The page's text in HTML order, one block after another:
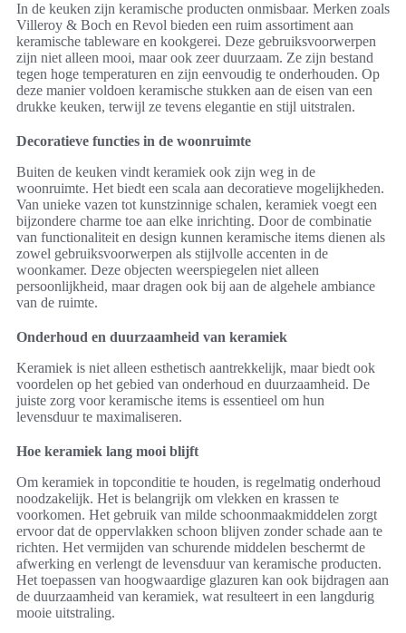
In de keuken zijn keramische producten onmisbaar. Merken zoals
Villeroy & Boch en Revol bieden een ruim assortiment aan
keramische tableware en kookgerei. Deze gebruiksvoorwerpen
zijn niet alleen mooi, maar ook zeer duurzaam. Ze zijn bestand
tegen hoge temperaturen en zijn eenvoudig te onderhouden. Op
deze manier voldoen keramische stukken aan de eisen van een
drukke keuken, terwijl ze tevens elegantie en stijl uitstralen.
Decoratieve functies in de woonruimte
Buiten de keuken vindt keramiek ook zijn weg in de
woonruimte. Het biedt een scala aan decoratieve mogelijkheden.
Van unieke vazen tot kunstzinnige schalen, keramiek voegt een
bijzondere charme toe aan elke inrichting. Door de combinatie
van functionaliteit en design kunnen keramische items dienen als
zowel gebruiksvoorwerpen als stijlvolle accenten in de
woonkamer. Deze objecten weerspiegelen niet alleen
persoonlijkheid, maar dragen ook bij aan de algehele ambiance
van de ruimte.
Onderhoud en duurzaamheid van keramiek
Keramiek is niet alleen esthetisch aantrekkelijk, maar biedt ook
voordelen op het gebied van onderhoud en duurzaamheid. De
juiste zorg voor keramische items is essentieel om hun
levensduur te maximaliseren.
Hoe keramiek lang mooi blijft
Om keramiek in topconditie te houden, is regelmatig onderhoud
noodzakelijk. Het is belangrijk om vlekken en krassen te
voorkomen. Het gebruik van milde schoonmaakmiddelen zorgt
ervoor dat de oppervlakken schoon blijven zonder schade aan te
richten. Het vermijden van schurende middelen beschermt de
afwerking en verlengt de levensduur van keramische producten.
Het toepassen van hoogwaardige glazuren kan ook bijdragen aan
de duurzaamheid van keramiek, wat resulteert in een langdurig
mooie uitstraling.